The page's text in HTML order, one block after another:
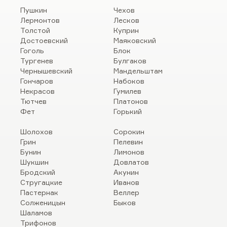
Пушкин
Лермонтов
Толстой
Достоевский
Гоголь
Тургенев
Чернышевский
Гончаров
Некрасов
Тютчев
Фет
Чехов
Лесков
Куприн
Маяковский
Блок
Булгаков
Мандельштам
Набоков
Гумилев
Платонов
Горький
Шолохов
Грин
Бунин
Шукшин
Бродский
Стругацкие
Пастернак
Солженицын
Шаламов
Трифонов
Сорокин
Пелевин
Лимонов
Довлатов
Акунин
Иванов
Веллер
Быков